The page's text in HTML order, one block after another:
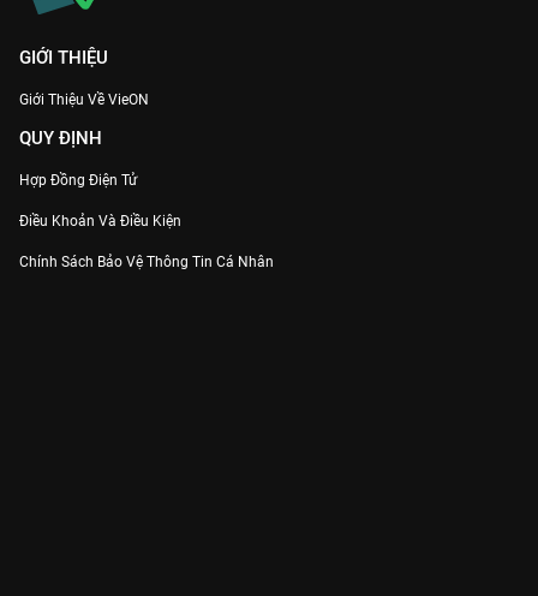
GIỚI THIỆU
Giới Thiệu Về VieON
QUY ĐỊNH
Hợp Đồng Điện Tử
Điều Khoản Và Điều Kiện
Chính Sách Bảo Vệ Thông Tin Cá Nhân